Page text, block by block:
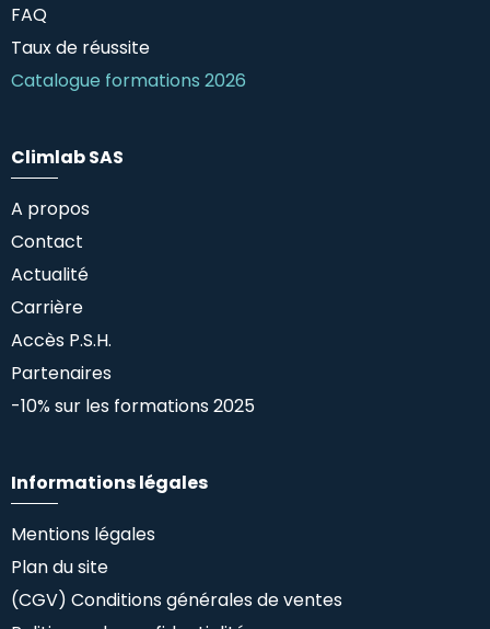
FAQ
Taux de réussite
Catalogue formations 2026
Climlab SAS
A propos
Contact
Actualité
Carrière
Accès P.S.H.
Partenaires
-10% sur les formations 2025
Informations légales
Mentions légales
Plan du site
(CGV) Conditions générales de ventes